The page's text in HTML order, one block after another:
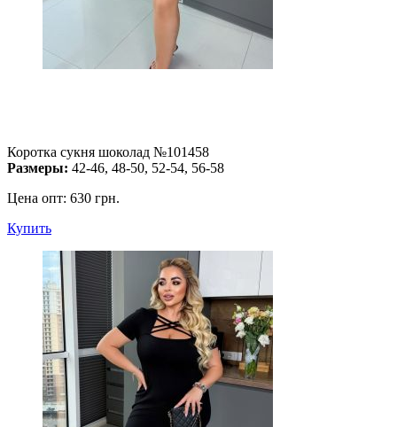
Коротка сукня шоколад №101458
Размеры: 42-46, 48-50, 52-54, 56-58
Цена опт: 630 грн.
Купить